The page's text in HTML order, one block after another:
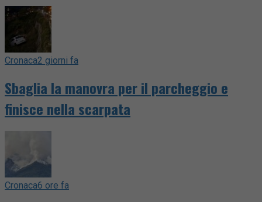
Cronaca2 giorni fa
Sbaglia la manovra per il parcheggio e
finisce nella scarpata
Cronaca6 ore fa